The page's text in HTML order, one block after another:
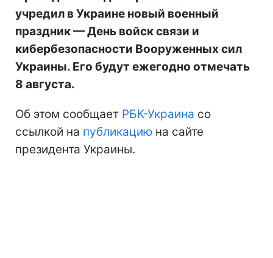
учредил в Украине новый военный
праздник — День войск связи и
кибербезопасности Вооруженных сил
Украины. Его будут ежегодно отмечать
8 августа.
Об этом сообщает РБК-Украина со
ссылкой на публикацию на сайте
президента Украины.